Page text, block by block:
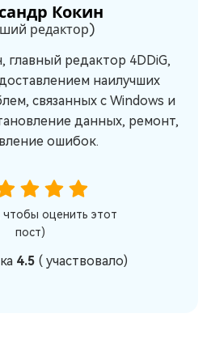
Кокин
редактор)
главный редактор 4DDiG,
наилучших
связанных с Windows и
данных, ремонт,
ошибок.
оценить этот
пост)
4.5 (участвовало)